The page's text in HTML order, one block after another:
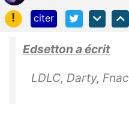
!
citer
Edsetton a écrit
LDLC, Darty, Fnac